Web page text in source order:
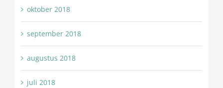
oktober 2018
september 2018
augustus 2018
juli 2018